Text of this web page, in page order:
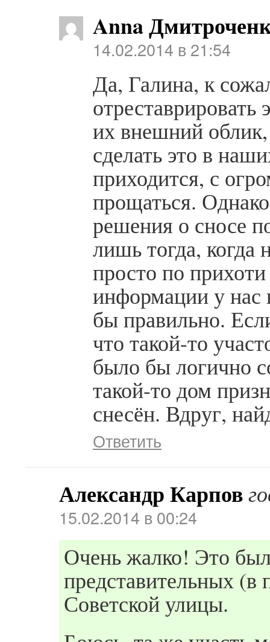
Anna
14.02.2014 в 21:54
Да, Галина, к
их внешний
сделать это в
приходится, с
прощаться.
решения о сносе
лишь тогда, когда
просто по
информации у нас
бы правильно.
что такой-то
было бы логично
такой-то дом
снесён. Вдруг,
Ответить
Александр Карпов
15.02.2014 в 00:24
Очень жалко! Это
представительных (в
Советской улицы.